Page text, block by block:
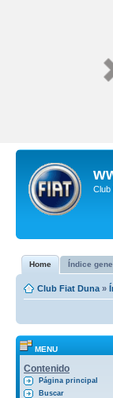
Club
Home Índice
Club Fiat Duna »
MENU
Contenido
Página principal
Buscar